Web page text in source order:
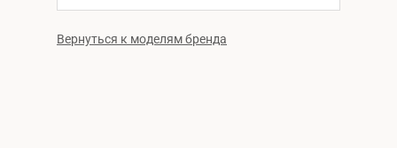
Вернуться к моделям бренда